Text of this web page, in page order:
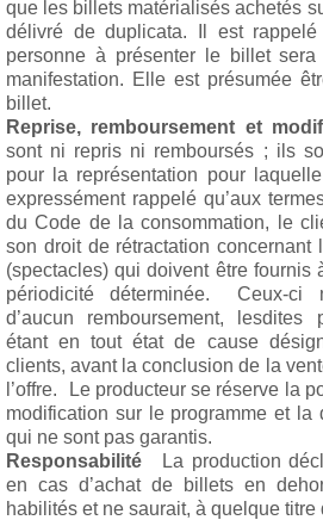
que les billets matérialisés achetés
délivré de duplicata. Il est
personne à présenter le billet
manifestation. Elle est présumée
billet.
Reprise, remboursement et
sont ni repris ni remboursés ; ils
pour la représentation pour
expressément rappelé qu’aux
du Code de la consommation, le
son droit de rétractation concernant
(spectacles) qui doivent être fournis
périodicité déterminée. Ceux-ci
d’aucun remboursement, lesdites
étant en tout état de cause
clients, avant la conclusion de la
l’offre. Le producteur se réserve la
modification sur le programme et la
qui ne sont pas garantis.
Responsabilité La production
en cas d’achat de billets en
habilités et ne saurait, à quelque